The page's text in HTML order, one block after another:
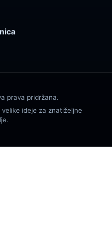
prava pridržana.
ideje za znatiželjne